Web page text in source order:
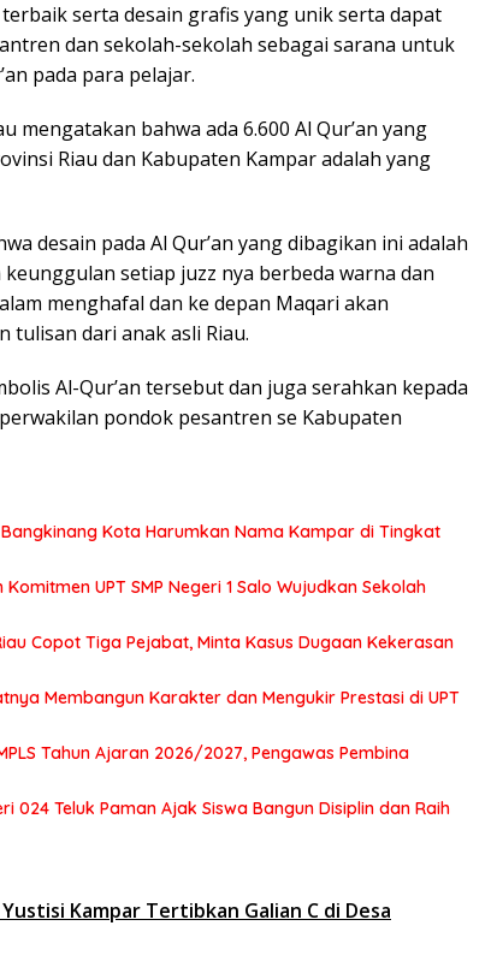
serta desain grafis yang unik serta dapat
dan sekolah-sekolah sebagai sarana untuk
pada para pelajar.
mengatakan bahwa ada 6.600 Al Qur’an yang
Riau dan Kabupaten Kampar adalah yang
desain pada Al Qur’an yang dibagikan ini adalah
setiap juzz nya berbeda warna dan
menghafal dan ke depan Maqari akan
tulisan dari anak asli Riau.
Al-Qur’an tersebut dan juga serahkan kepada
pondok pesantren se Kabupaten
Bangkinang Kota Harumkan Nama Kampar di Tingkat
UPT SMP Negeri 1 Salo Wujudkan Sekolah
Copot Tiga Pejabat, Minta Kasus Dugaan Kekerasan
Membangun Karakter dan Mengukir Prestasi di UPT
Tahun Ajaran 2026/2027, Pengawas Pembina
024 Teluk Paman Ajak Siswa Bangun Disiplin dan Raih
Kampar Tertibkan Galian C di Desa